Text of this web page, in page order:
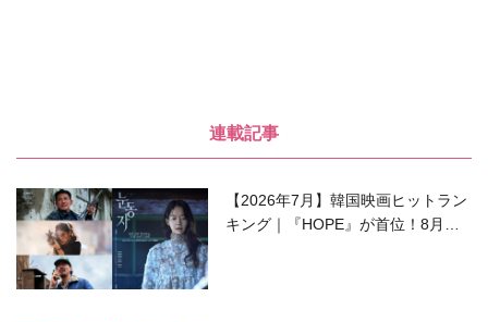
連載記事
【2026年7月】韓国映画ヒットラン
キング｜『HOPE』が首位！8月公